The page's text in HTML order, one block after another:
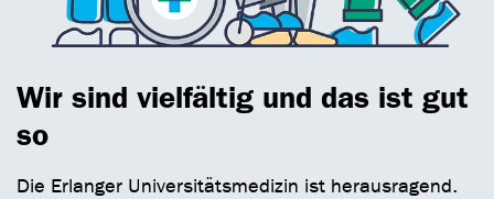
Wir sind vielfältig und das ist gut
so
Die Erlanger Universitätsmedizin ist herausragend.